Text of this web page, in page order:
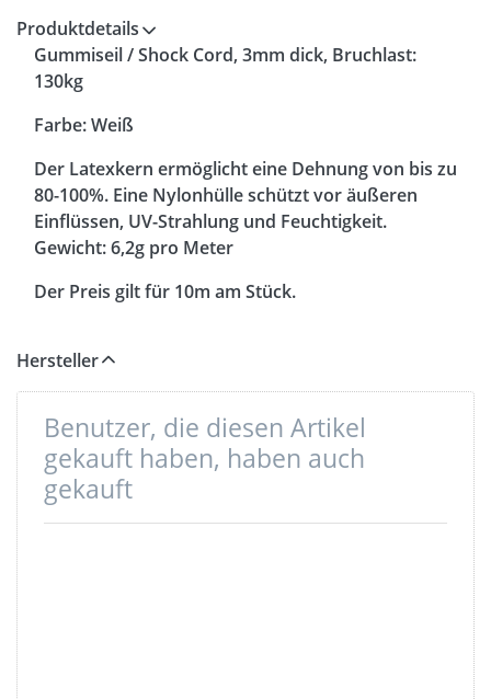
Produktdetails
Gummiseil / Shock Cord, 3mm dick, Bruchlast:
130kg
Farbe: Weiß
Der Latexkern ermöglicht eine Dehnung von bis zu
80-100%. Eine Nylonhülle schützt vor äußeren
Einflüssen, UV-Strahlung und Feuchtigkeit.
Gewicht: 6,2g pro Meter
Der Preis gilt für 10m am Stück.
Hersteller
Benutzer, die diesen Artikel
gekauft haben, haben auch
gekauft